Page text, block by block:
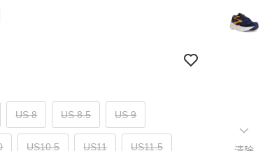
US 8 US 8.5 US 9
US10.5 US11 US11.5